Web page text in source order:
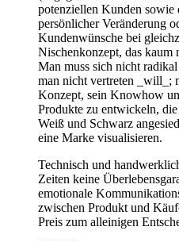
potenziellen Kunden sowie
persönlicher Veränderung
Kundenwünsche bei
Nischenkonzept, das kaum
Man muss sich nicht
man nicht vertreten _will_;
Konzept, sein Knowhow
Produkte zu entwickeln,
Weiß und Schwarz
eine Marke visualisieren.
Technisch und
Zeiten keine
emotionale
zwischen Produkt und
Preis zum alleinigen